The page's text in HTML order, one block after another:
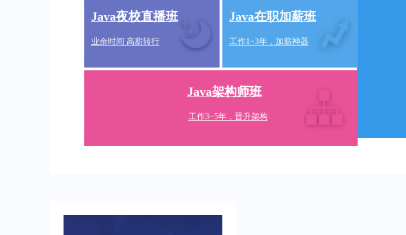
Java夜校直播班
业余时间 高薪转行
Java在职加薪班
工作1~3年，加薪神器
Java架构师班
工作3~5年，晋升架构